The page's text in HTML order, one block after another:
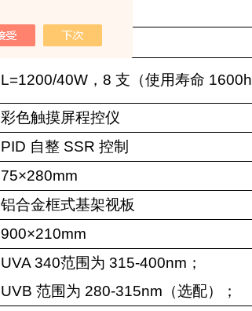
可调
L=1200/40W ， 8 支（使用寿命 1600h
彩色触摸屏程控仪
PID 自整 SSR 控制
75×280mm
铝合金框式基架视板
900×210mm
UVA 340范围为 315-400nm ；
UVB 范围为 280-315nm （选配）；